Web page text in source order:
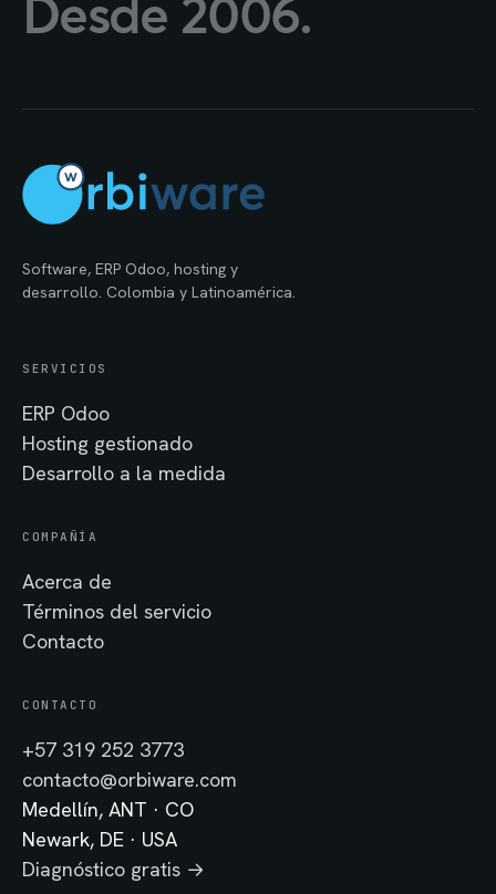
Software, ERP Odoo, hosting y
desarrollo. Colombia y Latinoamérica.
SERVICIOS
ERP Odoo
Hosting gestionado
Desarrollo a la medida
COMPAÑÍA
Acerca de
Términos del servicio
Contacto
CONTACTO
+57 319 252 3773
contacto@orbiware.com
Medellín, ANT · CO
Newark, DE · USA
Diagnóstico gratis →